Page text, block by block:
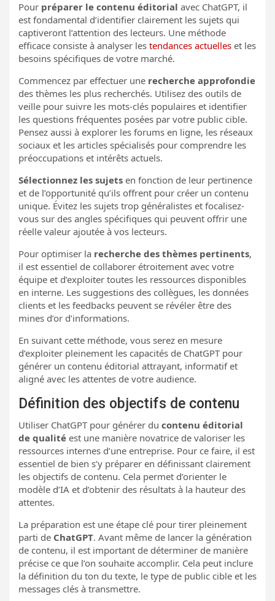
Pour préparer le contenu éditorial avec ChatGPT, il
est fondamental d’identifier clairement les sujets qui
captiveront l’attention des lecteurs. Une méthode
efficace consiste à analyser les tendances actuelles et les
besoins spécifiques de votre marché.
Commencez par effectuer une recherche approfondie
des thèmes les plus recherchés. Utilisez des outils de
veille pour suivre les mots-clés populaires et identifier
les questions fréquentes posées par votre public cible.
Pensez aussi à explorer les forums en ligne, les réseaux
sociaux et les articles spécialisés pour comprendre les
préoccupations et intérêts actuels.
Sélectionnez les sujets en fonction de leur pertinence
et de l’opportunité qu’ils offrent pour créer un contenu
unique. Évitez les sujets trop généralistes et focalisez-
vous sur des angles spécifiques qui peuvent offrir une
réelle valeur ajoutée à vos lecteurs.
Pour optimiser la recherche des thèmes pertinents,
il est essentiel de collaborer étroitement avec votre
équipe et d’exploiter toutes les ressources disponibles
en interne. Les suggestions des collègues, les données
clients et les feedbacks peuvent se révéler être des
mines d’or d’informations.
En suivant cette méthode, vous serez en mesure
d’exploiter pleinement les capacités de ChatGPT pour
générer un contenu éditorial attrayant, informatif et
aligné avec les attentes de votre audience.
Définition des objectifs de contenu
Utiliser ChatGPT pour générer du contenu éditorial
de qualité est une manière novatrice de valoriser les
ressources internes d’une entreprise. Pour ce faire, il est
essentiel de bien s’y préparer en définissant clairement
les objectifs de contenu. Cela permet d’orienter le
modèle d’IA et d’obtenir des résultats à la hauteur des
attentes.
La préparation est une étape clé pour tirer pleinement
parti de ChatGPT. Avant même de lancer la génération
de contenu, il est important de déterminer de manière
précise ce que l’on souhaite accomplir. Cela peut inclure
la définition du ton du texte, le type de public cible et les
messages clés à transmettre.